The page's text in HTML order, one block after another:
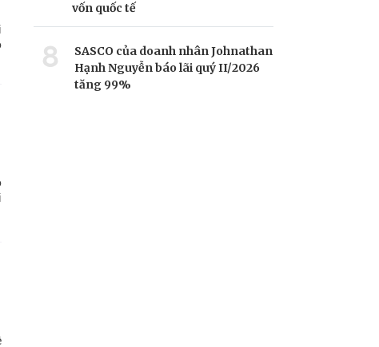
vốn quốc tế
8
SASCO của doanh nhân Johnathan
Hạnh Nguyễn báo lãi quý II/2026
tăng 99%